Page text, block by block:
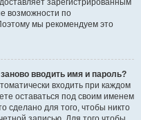
зарегистрированным
возможности по
мы рекомендуем это
вводить имя и пароль?
входить при каждом
оставаться под своим именем
сделано для того, чтобы никто